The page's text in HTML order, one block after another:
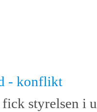
- konflikt
fick styrelsen i